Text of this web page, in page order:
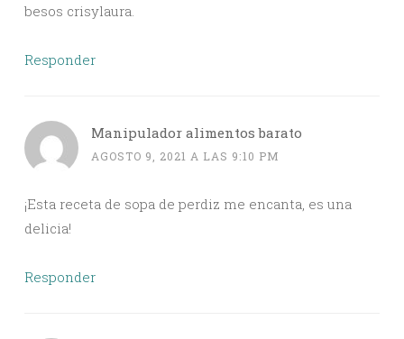
besos crisylaura.
Responder
Manipulador alimentos barato
AGOSTO 9, 2021 A LAS 9:10 PM
¡Esta receta de sopa de perdiz me encanta, es una
delicia!
Responder